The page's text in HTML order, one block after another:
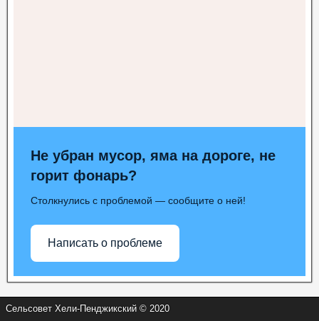
Не убран мусор, яма на дороге, не
горит фонарь?
Столкнулись с проблемой — сообщите о ней!
Написать о проблеме
Сельсовет Хели-Пенджикский © 2020